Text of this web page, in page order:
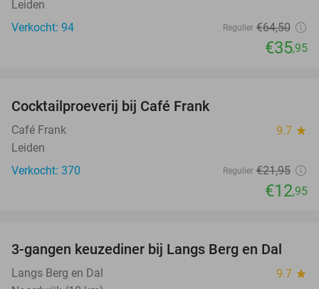
Leiden
Verkocht: 94
Regulier €64,50
€35,95
Cocktailproeverij bij Café Frank
Café Frank 9.7 star
Leiden
Verkocht: 370
Regulier €21,95
€12,95
44%
3-gangen keuzediner bij Langs Berg en Dal
Langs Berg en Dal 9.7 star